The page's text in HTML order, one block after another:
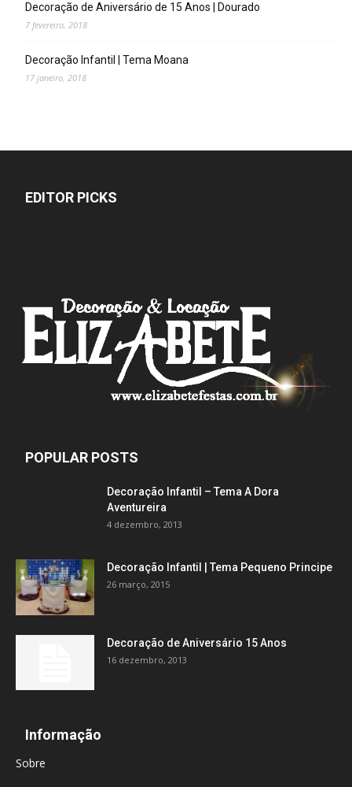
Decoração de Aniversário de 15 Anos | Dourado
7 fevereiro, 2018
Decoração Infantil | Tema Moana
17 janeiro, 2018
EDITOR PICKS
POPULAR POSTS
Decoração Infantil – Tema A Dora
Aventureira
4 dezembro, 2013
Decoração Infantil | Tema Pequeno Principe
26 março, 2015
Decoração de Aniversário 15 Anos
16 dezembro, 2013
Informação
Sobre